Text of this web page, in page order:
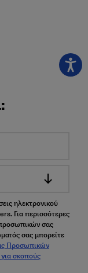
ηλεκτρονικού
Για περισσότερες
σας
σας μπορείτε
Προσωπικών
σκοπούς